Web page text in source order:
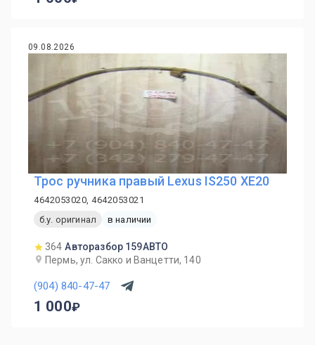
09.08.2026
Трос ручника правый Lexus IS250 XE20
4642053020, 4642053021
б.у. оригинал
в наличии
364 Авторазбор 159АВТО
Пермь, ул. Сакко и Ванцетти, 140
(904) 840-47-47
1 000